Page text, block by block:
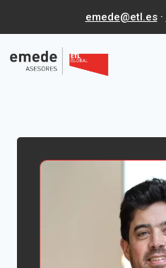
al
contenido
emede@etl.es·